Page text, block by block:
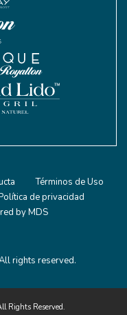
Términos de Uso
de privacidad
by MDS
rights reserved.
Rights Reserved.